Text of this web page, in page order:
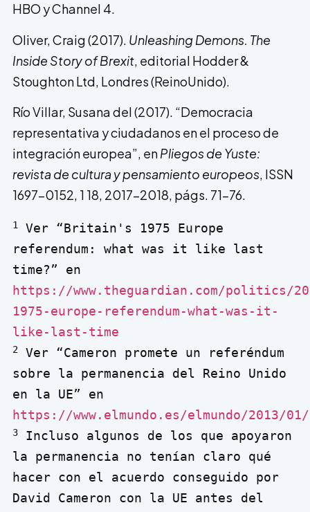
HBO y Channel 4.
Oliver, Craig (2017). Unleashing Demons. The
Inside Story of Brexit, editorial Hodder &
Stoughton Ltd, Londres (ReinoUnido).
Río Villar, Susana del (2017). “Democracia
representativa y ciudadanos en el proceso de
integración europea”, enPliegos de Yuste:
revista de cultura y pensamiento europeos, ISSN
1697-0152, 1 18, 2017-2018, págs. 71-76.
1
Ver “Britain's 1975 Europe
referendum: what was it like last
https://www.theguardian.com/politics/
1975-europe-referendum-what-was-it-
like-last-time
2
Ver “Cameron promete un referéndum
sobre la permanencia del Reino Unido
https://www.elmundo.es/elmundo/2013/
3
Incluso algunos de los que apoyaron
la permanencia no tenían claro qué
hacer con el acuerdo conseguido por
David Cameron con la UE antes del